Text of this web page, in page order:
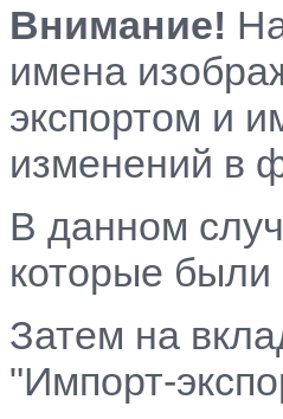
Внимание!
имена
экспортом и
изменений в
В данном
которые
Затем на
"Импорт-